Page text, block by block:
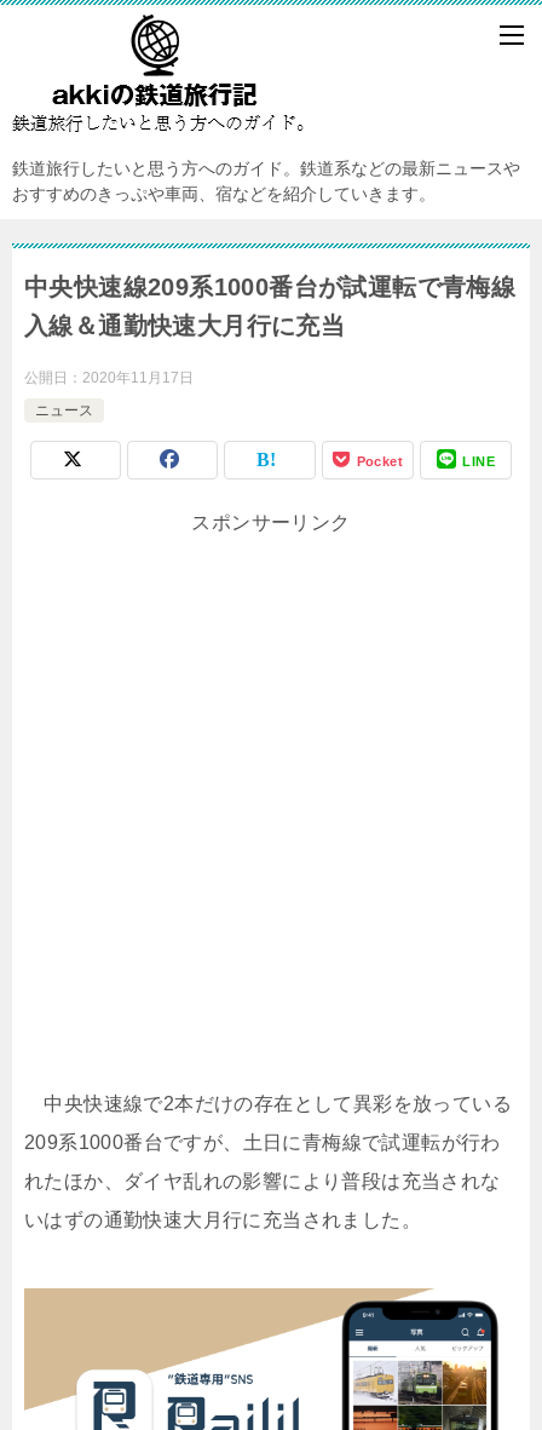
鉄道旅行したいと思う方へのガイド。鉄道系などの最新ニュースや
おすすめのきっぷや車両、宿などを紹介していきます。
中央快速線209系1000番台が試運転で青梅線
入線＆通勤快速大月行に充当
公開日： 2020年11月17日
ニュース
Pocket LINE
スポンサーリンク
中央快速線で2本だけの存在として異彩を放っている
209系1000番台ですが、土日に青梅線で試運転が行わ
れたほか、ダイヤ乱れの影響により普段は充当されな
いはずの通勤快速大月行に充当されました。